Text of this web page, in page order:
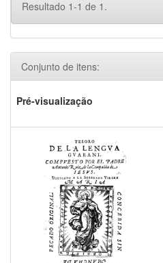
Resultado 1-1 de 1.
Conjunto de itens:
Pré-visualização